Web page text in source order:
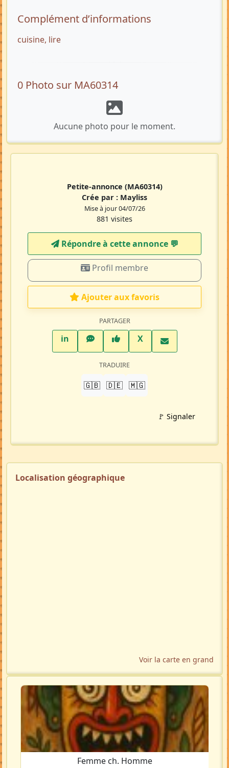
Complément d’informations
cuisine, lire
0 Photo sur MA60314
Aucune photo pour le moment.
Petite-annonce (MA60314)
Crée par : Mayliss
Mise à jour 04/07/26
881 visites
Répondre à cette annonce 💬​
Profil membre
Ajouter aux favoris
PARTAGER
inLinkedInWhatsAppFacebook
XTwitter X
TRADUIRE
🇬🇧 🇩🇪 🇲🇬
🚩 Signaler
Localisation géographique
Voir la carte en grand
Femme ch. Homme